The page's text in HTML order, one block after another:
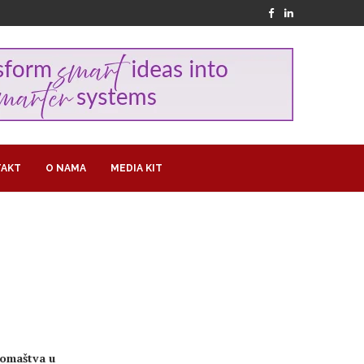
O NAMA MEDIA KIT
u